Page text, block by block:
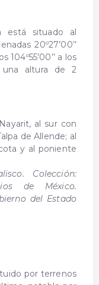
está situado al
20º27’00’’
104º55’00’’ a los
una altura de 2
al sur con
de Allende; al
y al poniente
Colección:
de México.
del Estado
por terrenos